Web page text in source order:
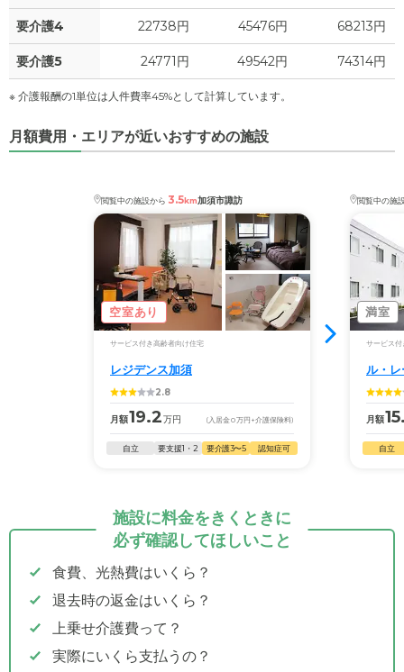
要介護4 22738円 45476円 68213円
要介護5 24771円 49542円 74314円
※ 介護報酬の1単位は人件費率45%として計算しています。
月額費用・エリアが近いおすすめの施設
閲覧中の施設から 3.5km加須市諏訪
空室あり
サービス付き高齢者向け住宅
レジデンス加須
2.8
月額19.2万円 (入居金0万円 +介護保険料)
自立 要支援1・2 要介護3〜5 認知症可
閲覧中の施
満室
サービス付
ル・
月額
自立
施設に料金をきくときに
必ず確認してほしいこと
食費、光熱費はいくら？
退去時の返金はいくら？
上乗せ介護費って？
実際にいくら支払うの？